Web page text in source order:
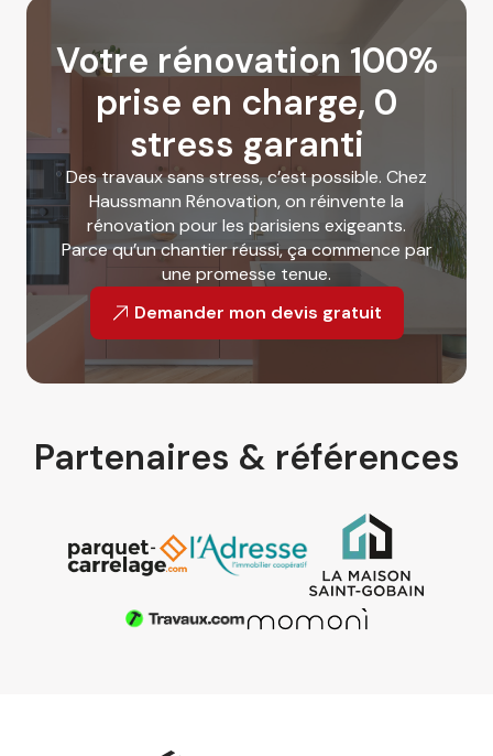
Votre rénovation 100%
prise en charge, 0
stress garanti
Des travaux sans stress, c’est possible. Chez
Haussmann Rénovation, on réinvente la
rénovation pour les parisiens exigeants.
Parce qu’un chantier réussi, ça commence par
une promesse tenue.
Demander mon devis gratuit
Partenaires & références